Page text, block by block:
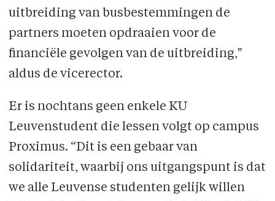
uitbreiding van busbestemmingen de
partners moeten opdraaien voor de
financiële gevolgen van de uitbreiding,"
aldus de vicerector.
Er is nochtans geen enkele KU
Leuvenstudent die lessen volgt op campus
Proximus. “Dit is een gebaar van
solidariteit, waarbij ons uitgangspunt is dat
we alle Leuvense studenten gelijk willen